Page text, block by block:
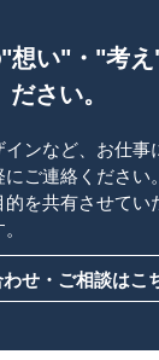
想い"・"考え
ださい。
ンなど、お仕事
ご連絡ください
を共有させてい
せ・ご相談はこ